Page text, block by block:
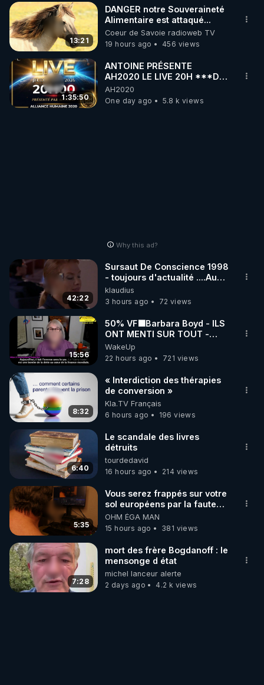
13:21
DANGER notre Souveraineté
Alimentaire est attaqué...
Coeur de Savoie radioweb TV
19 hours ago
456 views
1:35:50
ANTOINE PRÉSENTE
AH2020 LE LIVE 20H ***DU
06/08/2026***
AH2020
One day ago
5.8 k views
Why this ad?
42:22
Sursaut De Conscience 1998
- toujours d'actualité ....Au
Dela Du Réel
klaudius
3 hours ago
72 views
15:56
50% VF🟩Barbara Boyd - ILS
ONT MENTI SUR TOUT -
Jocelyne Traduction
WakeUp
22 hours ago
721 views
8:32
« Interdiction des thérapies
de conversion »
Kla.TV Français
6 hours ago
196 views
6:40
Le scandale des livres
détruits
tourdedavid
16 hours ago
214 views
5:35
Vous serez frappés sur votre
sol européens par la faute
des dirigeants qui s'en
mettent dans le nez
OHM ÉGA MAN
15 hours ago
381 views
7:28
mort des frère Bogdanoff : le
mensonge d état
michel lanceur alerte
2 days ago
4.2 k views